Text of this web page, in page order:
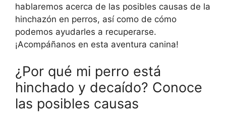
hablaremos acerca de las posibles causas de la
hinchazón en perros, así como de cómo
podemos ayudarles a recuperarse.
¡Acompáñanos en esta aventura canina!
¿Por qué mi perro está
hinchado y decaído? Conoce
las posibles causas